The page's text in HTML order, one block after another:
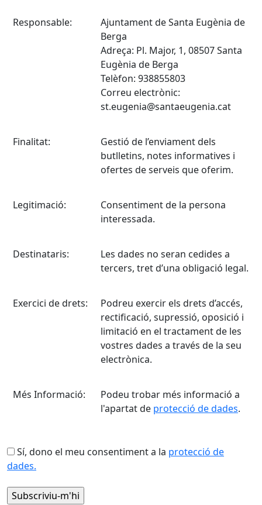
Responsable:
Ajuntament de Santa Eugènia de
Berga
Adreça: Pl. Major, 1, 08507 Santa
Eugènia de Berga
Telèfon: 938855803
Correu electrònic:
st.eugenia@santaeugenia.cat
Finalitat:
Gestió de l’enviament dels
butlletins, notes informatives i
ofertes de serveis que oferim.
Legitimació:
Consentiment de la persona
interessada.
Destinataris:
Les dades no seran cedides a
tercers, tret d’una obligació legal.
Exercici de drets:
Podreu exercir els drets d’accés,
rectificació, supressió, oposició i
limitació en el tractament de les
vostres dades a través de la seu
electrònica.
Més Informació:
Podeu trobar més informació a
l'apartat de protecció de dades.
Sí, dono el meu consentiment a la protecció de
dades.